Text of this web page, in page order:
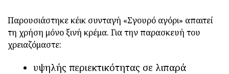
Παρουσιάστηκε κέικ συνταγή «Σγουρό αγόρι» απαιτεί
τη χρήση μόνο ξινή κρέμα. Για την παρασκευή του
χρειαζόμαστε:
υψηλής περιεκτικότητας σε λιπαρά